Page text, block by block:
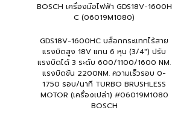
BOSCH เครื่องมือไฟฟ้า GDS18V-1600H
C (06019M1080)
GDS18V-1600HC บล็อกกระแทกไร้สาย
แรงบิดสูง 18V แกน 6 หุน (3/4") ปรับ
แรงบิดได้ 3 ระดับ 600/1100/1600 NM.
แรงบิดขัน 2200NM. ความเร็วรอบ 0-
1750 รอบ/นาที TURBO BRUSHLESS
MOTOR (เครื่องเปล่า) #06019M1080
BOSCH